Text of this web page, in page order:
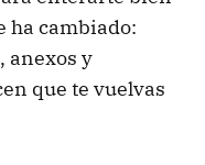
ha cambiado:
anexos y
que te vuelvas